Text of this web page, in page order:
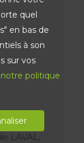
LAVAL,
quel
en bas de
à son
sur vos
notre politique